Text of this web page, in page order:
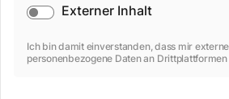
Externer Inhalt
Ich bin damit einverstanden, dass mir
personenbezogene Daten an